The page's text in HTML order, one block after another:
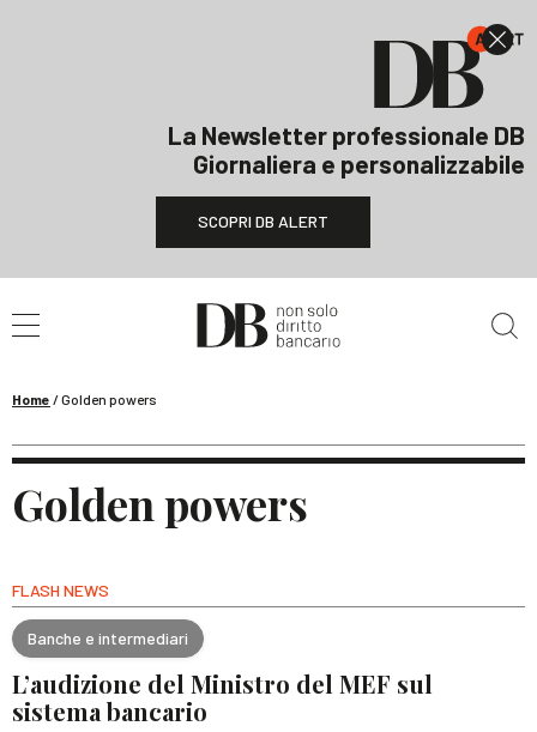
La Newsletter professionale DB
Giornaliera e personalizzabile
SCOPRI DB ALERT
Home /Golden powers
Golden powers
FLASH NEWS
Banche e intermediari
L’audizione del Ministro del MEF sul
sistema bancario